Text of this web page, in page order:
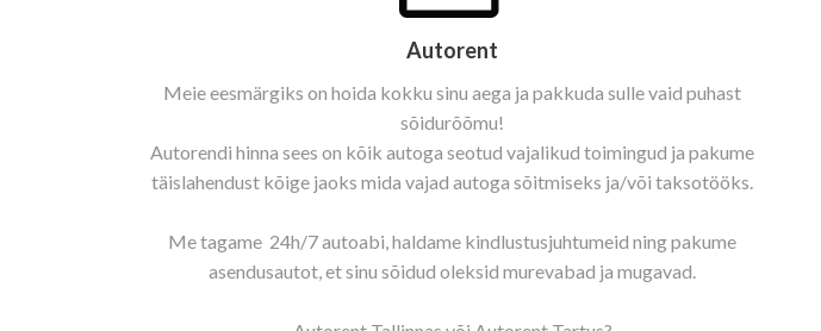
Autorent
Meie eesmärgiks on hoida kokku sinu aega ja pakkuda sulle vaid puhast
sõidurõõmu!
Autorendi hinna sees on kõik autoga seotud vajalikud toimingud ja pakume
täislahendust kõige jaoks mida vajad autoga sõitmiseks ja/või taksotööks.
Me tagame 24h/7 autoabi, haldame kindlustusjuhtumeid ning pakume
asendusautot, et sinu sõidud oleksid murevabad ja mugavad.